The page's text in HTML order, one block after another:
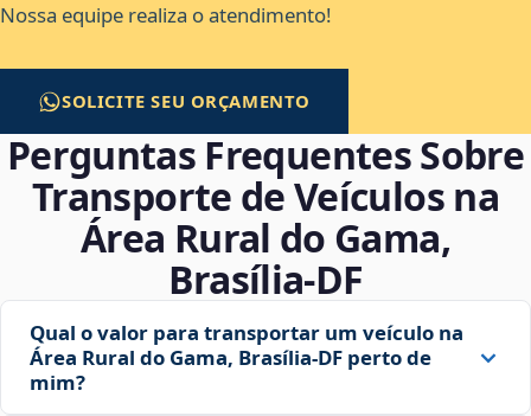
Nossa equipe realiza o atendimento!
SOLICITE SEU ORÇAMENTO
Perguntas Frequentes Sobre
Transporte de Veículos na
Área Rural do Gama,
Brasília‑DF
Qual o valor para transportar um veículo na
Área Rural do Gama, Brasília‑DF perto de
mim?